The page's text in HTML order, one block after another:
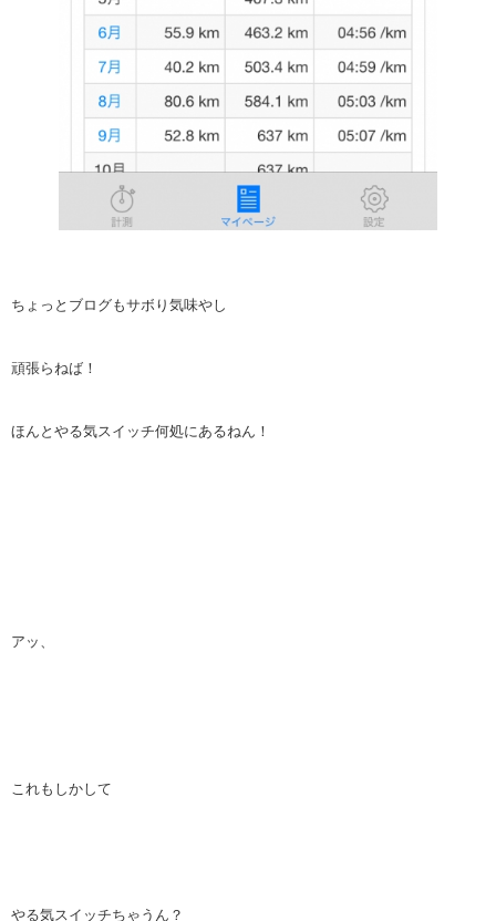
ちょっとブログもサボり気味やし
頑張らねば！
ほんとやる気スイッチ何処にあるねん！
アッ、
これもしかして
やる気スイッチちゃうん？